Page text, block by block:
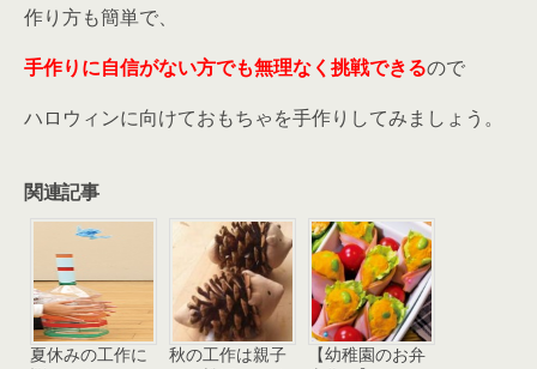
作り方も簡単で、
手作りに自信がない方でも無理なく挑戦できるので
ハロウィンに向けておもちゃを手作りしてみましょう。
関連記事
夏休みの工作に
秋の工作は親子
【幼稚園のお弁